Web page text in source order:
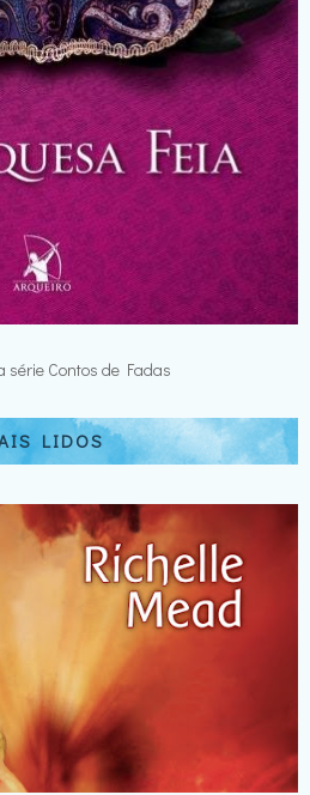
série Contos de Fadas
LIDOS